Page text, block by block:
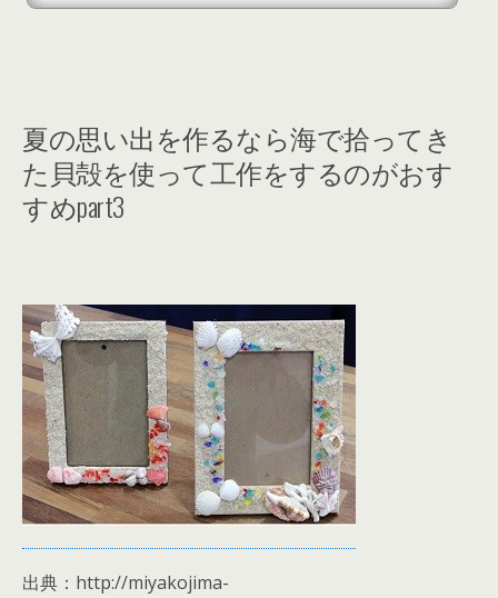
るおすすめの花瓶をご紹介します。 夏におすすめ！貝殻工作で花瓶を手作りして
夏の思い出を作るなら海で拾ってき
た貝殻を使って工作をするのがおす
すめpart3
出典：http://miyakojima-